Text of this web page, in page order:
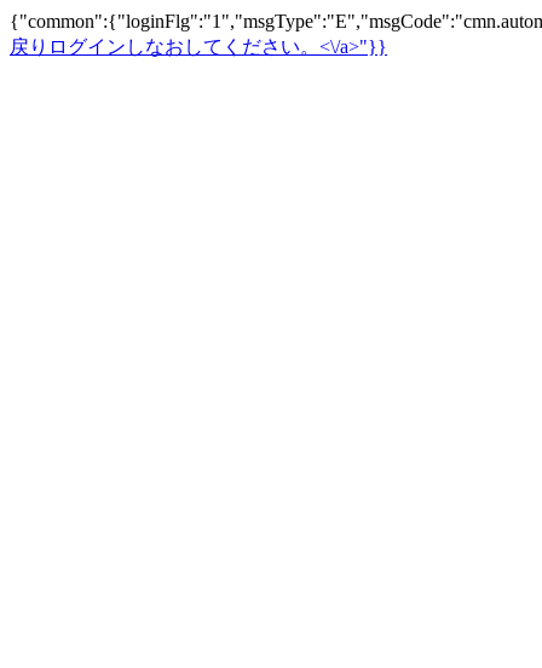
戻りログインしなおしてください。<\/a>"}}